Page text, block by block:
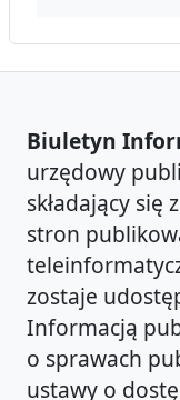
Biuletyn
urzędowy
składający
stron
zostaje
Informacją
o sprawach
ustawy o